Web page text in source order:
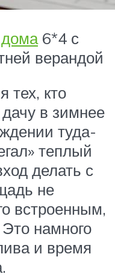
6*4 с
верандой
тех, кто
в зимнее
туда-
теплый
делать с
не
встроенным,
намного
и время